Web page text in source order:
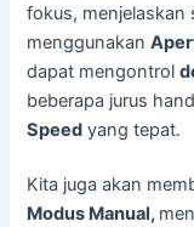
fokus, menjelaskan
menggunakan
dapat mengontrol
beberapa jurus
Speed yang tepat.
Kita juga akan
Modus Manual,